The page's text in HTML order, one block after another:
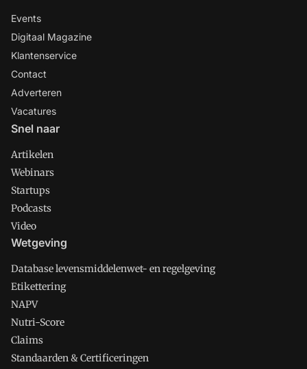
Events
Digitaal Magazine
Klantenservice
Contact
Adverteren
Vacatures
Snel naar
Artikelen
Webinars
Startups
Podcasts
Video
Wetgeving
Database levensmiddelenwet- en regelgeving
Etikettering
NAPV
Nutri-Score
Claims
Standaarden & Certificeringen